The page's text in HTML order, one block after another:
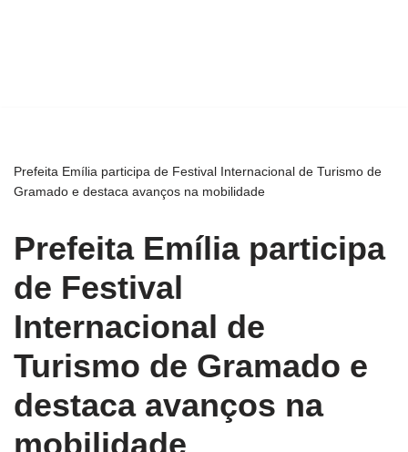
Prefeita Emília participa de Festival Internacional de Turismo de
Gramado e destaca avanços na mobilidade
Prefeita Emília participa
de Festival
Internacional de
Turismo de Gramado e
destaca avanços na